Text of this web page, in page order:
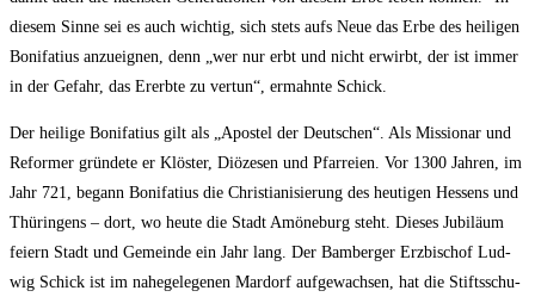
die­sem Sin­ne sei es auch wich­tig, sich stets aufs Neue das Erbe des hei­li­gen
Boni­fa­ti­us anzu­eig­nen, denn „wer nur erbt und nicht erwirbt, der ist immer
in der Gefahr, das Ererb­te zu ver­tun“, ermahn­te Schick.
Der hei­li­ge Boni­fa­ti­us gilt als „Apos­tel der Deut­schen“. Als Mis­sio­nar und
Refor­mer grün­de­te er Klös­ter, Diö­ze­sen und Pfar­rei­en. Vor 1300 Jah­ren, im
Jahr 721, begann Boni­fa­ti­us die Chris­tia­ni­sie­rung des heu­ti­gen Hes­sens und
Thü­rin­gens – dort, wo heu­te die Stadt Amö­ne­burg steht. Die­ses Jubi­lä­um
fei­ern Stadt und Gemein­de ein Jahr lang. Der Bam­ber­ger Erz­bi­schof Lud­
wig Schick ist im nahe­ge­le­ge­nen Mar­dorf auf­ge­wach­sen, hat die Stifts­schu­